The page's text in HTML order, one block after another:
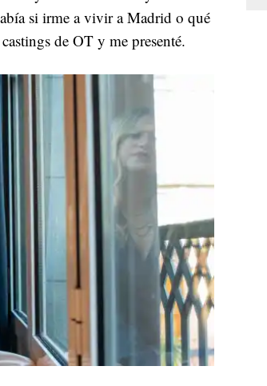
si irme a vivir a Madrid o qué
de OT y me presenté.